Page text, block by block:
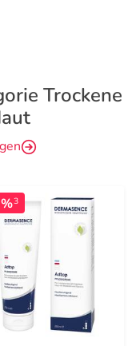
Trockene
3